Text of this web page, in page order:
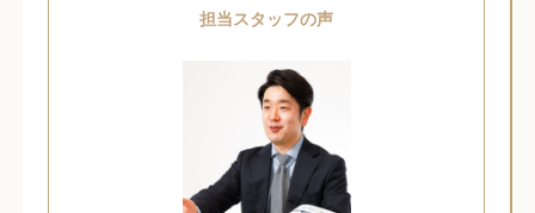
担当スタッフの声